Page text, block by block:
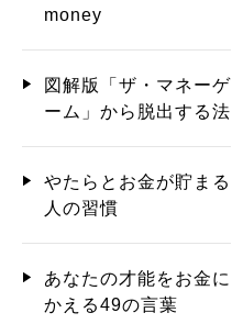
money
図解版「ザ・マネーゲ
ーム」から脱出する法
やたらとお金が貯まる
人の習慣
あなたの才能をお金に
かえる49の言葉